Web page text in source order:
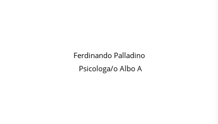
Ferdinando Palladino
Psicologa/o Albo A